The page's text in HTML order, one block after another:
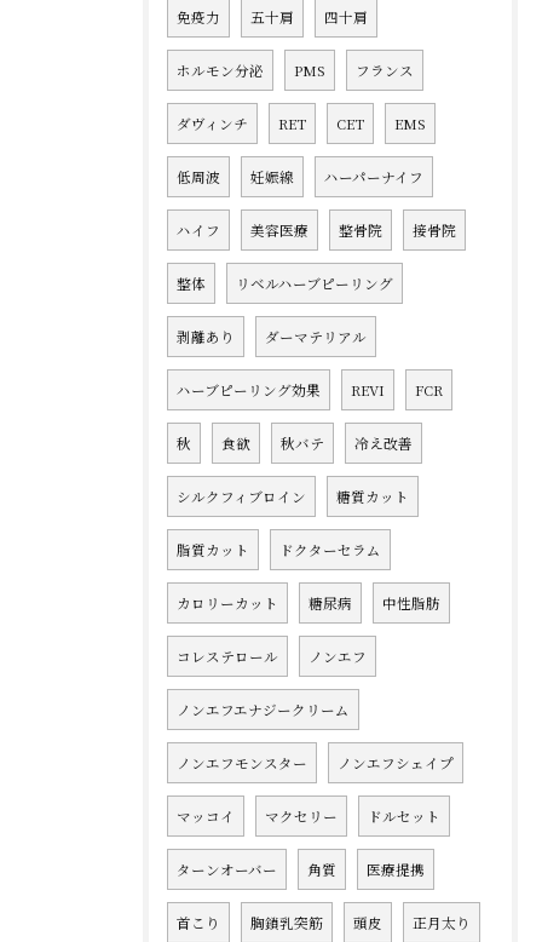
免疫力 五十肩 四十肩
ホルモン分泌 PMS フランス
ダヴィンチ RET CET EMS
低周波 妊娠線 ハーパーナイフ
ハイフ 美容医療 整骨院 接骨院
整体 リベルハーブピーリング
剥離あり ダーマテリアル
ハーブピーリング効果 REVI FCR
秋 食欲 秋バテ 冷え改善
シルクフィブロイン 糖質カット
脂質カット ドクターセラム
カロリーカット 糖尿病 中性脂肪
コレステロール ノンエフ
ノンエフエナジークリーム
ノンエフモンスター ノンエフシェイプ
マッコイ マクセリー ドルセット
ターンオーバー 角質 医療提携
首こり 胸鎖乳突筋 頭皮 正月太り